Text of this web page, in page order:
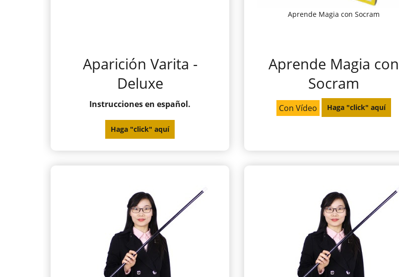
Aparición Varita -
Deluxe
Instrucciones en español.
Haga "click" aquí
Aprende Magia con Socram
Aprende Magia con
Socram
Con Vídeo Haga "click" aquí